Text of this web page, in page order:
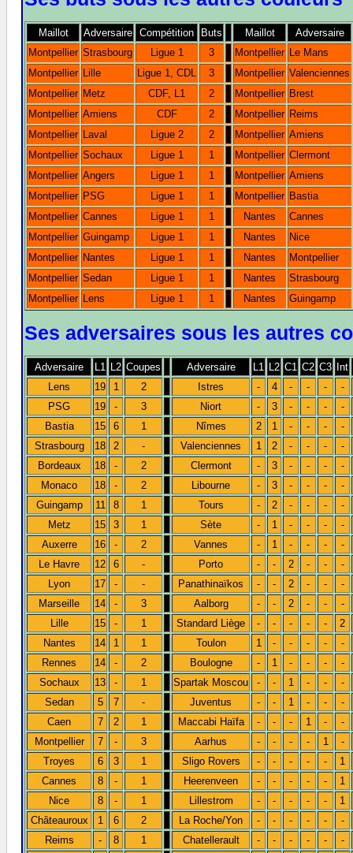
Maillot Adversaire Compétition Buts Maillot
Adversaire
Montpellier Strasbourg Ligue 1 3 Montpellier Le Mans
Montpellier Lille Ligue 1, CDL 3 Montpellier Valenciennes
Montpellier Metz CDF, L1 2 Montpellier Brest
Montpellier Amiens CDF 2 Montpellier Reims
Montpellier Laval Ligue 2 2 Montpellier Amiens
Montpellier Sochaux Ligue 1 1 Montpellier Clermont
Montpellier Angers Ligue 1 1 Montpellier Amiens
Montpellier PSG Ligue 1 1 Montpellier Bastia
Montpellier Cannes Ligue 1 1 Nantes
Cannes
Montpellier Guingamp Ligue 1 1 Nantes
Nice
Montpellier Nantes Ligue 1 1 Nantes
Montpellier
Montpellier Sedan Ligue 1 1 Nantes
Strasbourg
Montpellier Lens Ligue 1 1 Nantes Guingamp
Ses adversaires sous les autres
Adversaire L1 L2 Coupes Adversaire L1 L2 C1 C2 C3
Int
Lens
19 1 2 Istres - 4 - - -
-
PSG
19 - 3 Niort - 3 - - -
-
Bastia
15 6 1 Nîmes 2 1 - - -
-
Strasbourg
18 2 - Valenciennes 1 2 - - -
-
Bordeaux
18 - 2 Clermont - 3 - - -
-
Monaco
18 - 2 Libourne - 3 - - -
-
Guingamp
11 8 1 Tours - 2 - - -
-
Metz
15 3 1 Sète - 1 - - -
-
Auxerre
16 - 2 Vannes - 1 - - -
-
Le Havre
12 6 - Porto - - 2 - -
-
Lyon
17 - - Panathinaïkos - - 2 - -
-
Marseille
14 - 3 Aalborg - - 2 - -
-
Lille
15 - 1 Standard Liège - - - - -
2
Nantes
14 1 1 Toulon 1 - - - -
-
Rennes
14 - 2 Boulogne - 1 - - -
-
Sochaux
13 - 1 Spartak Moscou - - 1 - -
-
Sedan
5 7 - Juventus - - 1 - -
-
Caen
7 2 1 Maccabi Haïfa - - - 1 -
-
Montpellier
7 - 3 Aarhus - - - - 1
-
Troyes
6 3 1 Sligo Rovers - - - - -
1
Cannes
8 - 1 Heerenveen - - - - -
1
Nice
8 - 1 Lillestrom - - - - -
1
Châteauroux
1 6 2 La Roche/Yon - - - - -
-
Reims
- 8 1 Chatellerault - - - - -
-